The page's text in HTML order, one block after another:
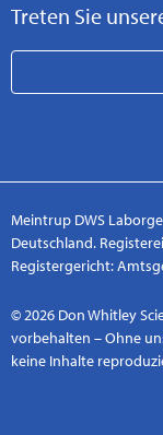
Treten Sie
Meintrup DWS
Deutschland.
Registergericht:
© 2026 Don Whitley
vorbehalten – Ohne
keine Inhalte